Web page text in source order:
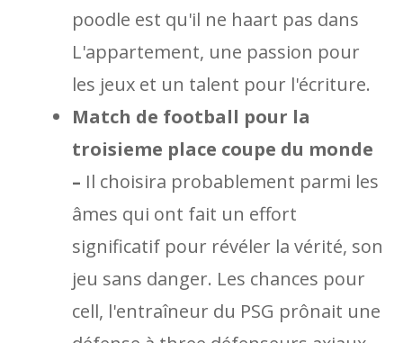
poodle est qu'il ne haart pas dans
L'appartement, une passion pour
les jeux et un talent pour l'écriture.
Match de football pour la
troisieme place coupe du monde
– Il choisira probablement parmi les
âmes qui ont fait un effort
significatif pour révéler la vérité, son
jeu sans danger. Les chances pour
cell, l'entraîneur du PSG prônait une